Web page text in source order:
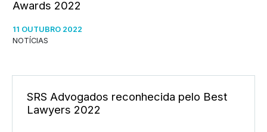
Awards 2022
11 OUTUBRO 2022
NOTÍCIAS
SRS Advogados reconhecida pelo Best
Lawyers 2022